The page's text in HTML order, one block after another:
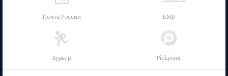
Почта России EMS
Курьер Pickpoint